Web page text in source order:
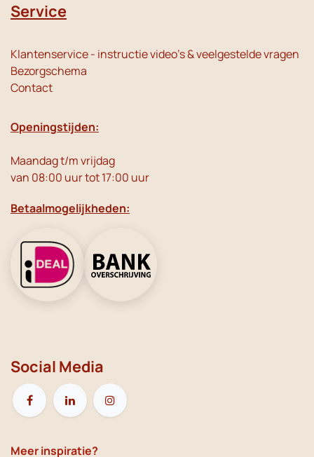
Service
Klantenservice - instructie video's & veelgestelde vragen
Bezorgschema
Contact
Openingstijden:
Maandag t/m vrijdag
van 08:00 uur tot 17:00 uur
Betaalmogelijkheden:
Social Media
Meer inspiratie?